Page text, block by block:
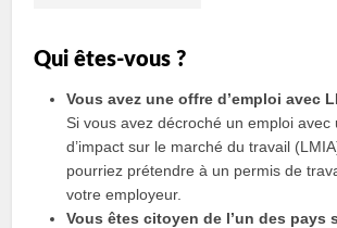
Qui êtes-vous ?
Vous avez une offre d’emploi avec
Si vous avez décroché un emploi avec
d’impact sur le marché du travail
pourriez prétendre à un permis de
votre employeur.
Vous êtes citoyen de l’un des pays